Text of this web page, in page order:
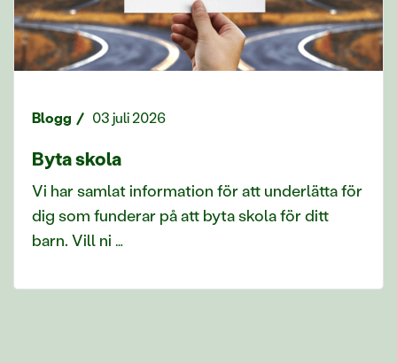
Blogg 03 juli 2026
Byta skola
Vi har samlat information för att underlätta för
dig som funderar på att byta skola för ditt
barn. Vill ni …